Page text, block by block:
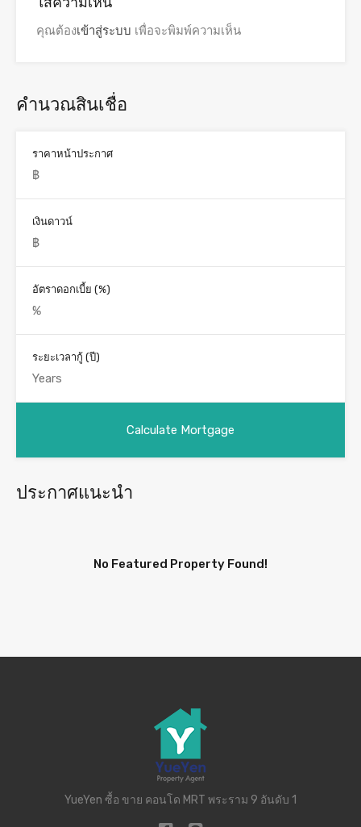
คุณต้องเข้าสู่ระบบ เพื่อจะพิมพ์ความเห็น
คำนวณสินเชื่อ
ราคาหน้าประกาศ
เงินดาวน์
อัตราดอกเบี้ย (%)
ระยะเวลากู้ (ปี)
ประกาศแนะนำ
No Featured Property Found!
YueYen ซื้อ ขาย คอนโด MRT พระราม 9 อันดับ 1